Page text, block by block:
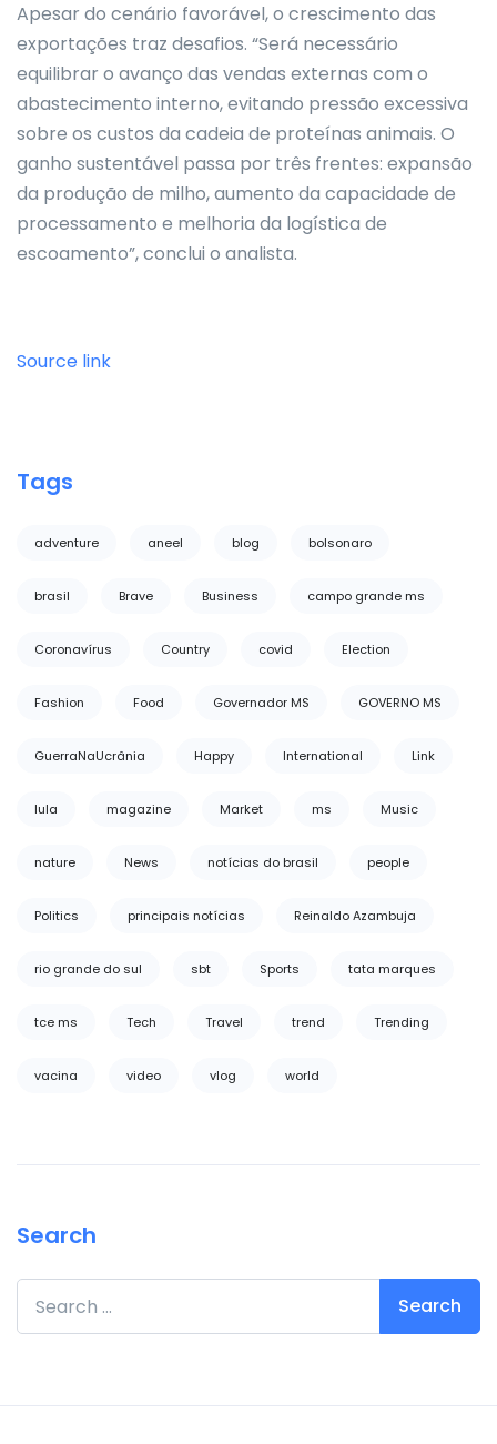
Apesar do cenário favorável, o crescimento das
exportações traz desafios. “Será necessário
equilibrar o avanço das vendas externas com o
abastecimento interno, evitando pressão excessiva
sobre os custos da cadeia de proteínas animais. O
ganho sustentável passa por três frentes: expansão
da produção de milho, aumento da capacidade de
processamento e melhoria da logística de
escoamento”, conclui o analista.
Source link
Tags
adventure aneel blog bolsonaro
brasil Brave Business campo grande ms
Coronavírus Country covid Election
Fashion Food Governador MS GOVERNO MS
GuerraNaUcrânia Happy International Link
lula magazine Market ms Music
nature News notícias do brasil people
Politics principais notícias Reinaldo Azambuja
rio grande do sul sbt Sports tata marques
tce ms Tech Travel trend Trending
vacina video vlog world
Search
Search for: